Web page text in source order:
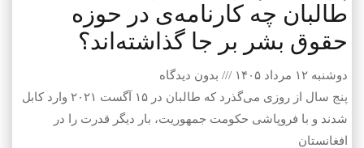
طالبان چه کارنامه‌ی در حوزه
حقوق بشر بر جا گذاشته‌اند؟
دوشنبه ۱۲ مرداد ۱۴۰۵
بدون دیدگاه
پنج سال از روزی می‌گذرد که طالبان در ۱۵ آگست ۲۰۲۱ وارد کابل
شدند و با فروپاشی حکومت جمهوریت، بار دیگر قدرت را در
افغانستان